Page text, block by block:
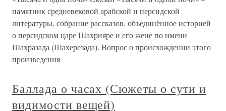
памятник средневековой арабской и персидской
литературы, собрание рассказов, объединённое историей
о персидском царе Шахрияре и его жене по имени
Шахразада (Шахерезада). Вопрос о происхождении этого
произведения
Баллада о часах (Сюжеты о сути и
видимости вещей)